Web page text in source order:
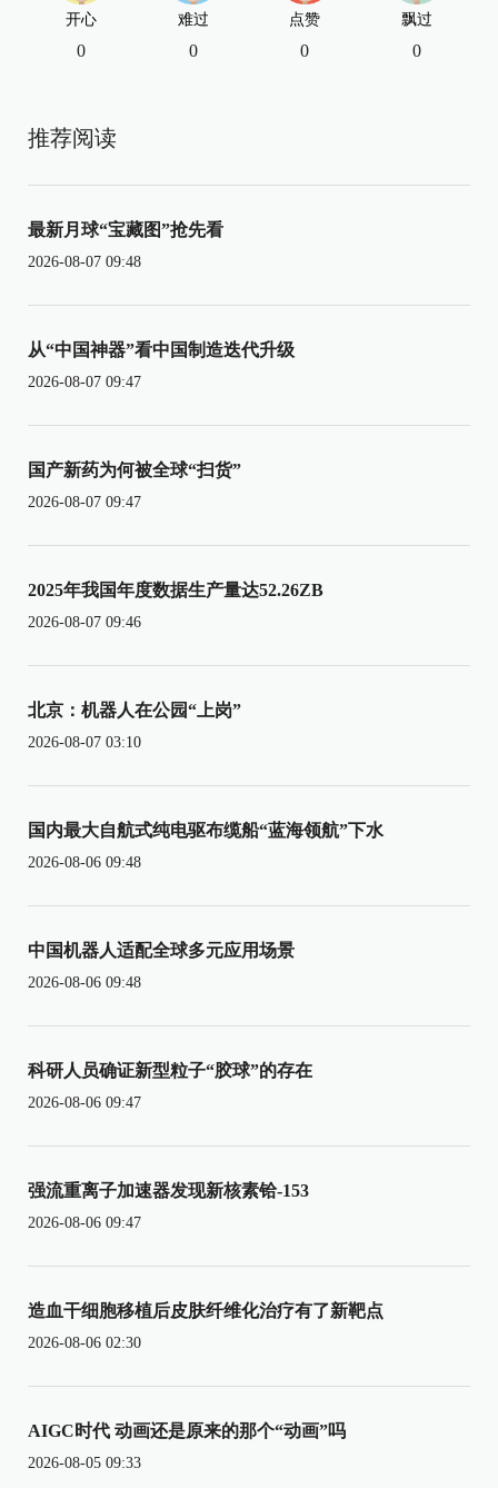
开心
0
难过
0
点赞
0
飘过
0
推荐阅读
最新月球“宝藏图”抢先看
2026-08-07 09:48
从“中国神器”看中国制造迭代升级
2026-08-07 09:47
国产新药为何被全球“扫货”
2026-08-07 09:47
2025年我国年度数据生产量达52.26ZB
2026-08-07 09:46
北京：机器人在公园“上岗”
2026-08-07 03:10
国内最大自航式纯电驱布缆船“蓝海领航”下水
2026-08-06 09:48
中国机器人适配全球多元应用场景
2026-08-06 09:48
科研人员确证新型粒子“胶球”的存在
2026-08-06 09:47
强流重离子加速器发现新核素铪-153
2026-08-06 09:47
造血干细胞移植后皮肤纤维化治疗有了新靶点
2026-08-06 02:30
AIGC时代 动画还是原来的那个“动画”吗
2026-08-05 09:33